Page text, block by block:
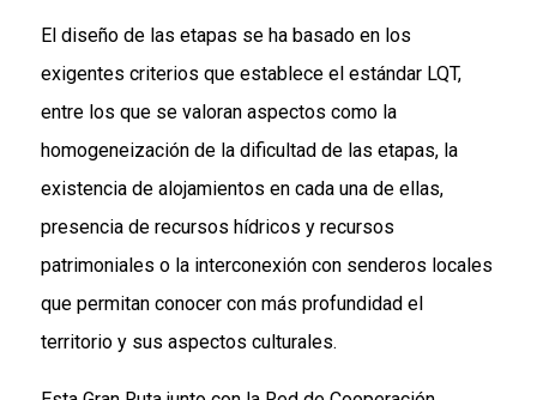
El diseño de las etapas se ha basado en los
exigentes criterios que establece el estándar LQT,
entre los que se valoran aspectos como la
homogeneización de la dificultad de las etapas, la
existencia de alojamientos en cada una de ellas,
presencia de recursos hídricos y recursos
patrimoniales o la interconexión con senderos locales
que permitan conocer con más profundidad el
territorio y sus aspectos culturales.